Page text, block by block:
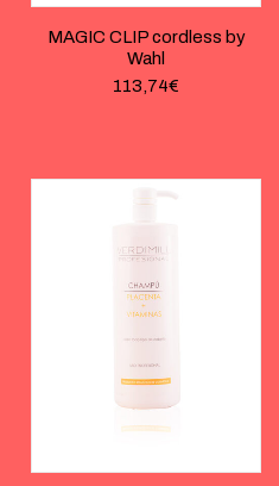
MAGIC CLIP cordless by
Wahl
113,74€